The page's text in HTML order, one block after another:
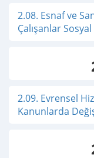
2.08. Esnaf ve
Çalışanlar
2.09. Evrensel
Kanunlarda